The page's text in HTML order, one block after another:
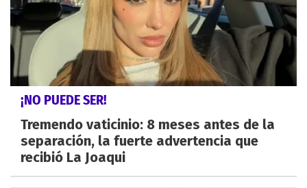
¡NO PUEDE SER!
Tremendo vaticinio: 8 meses antes de la
separación, la fuerte advertencia que
recibió La Joaqui